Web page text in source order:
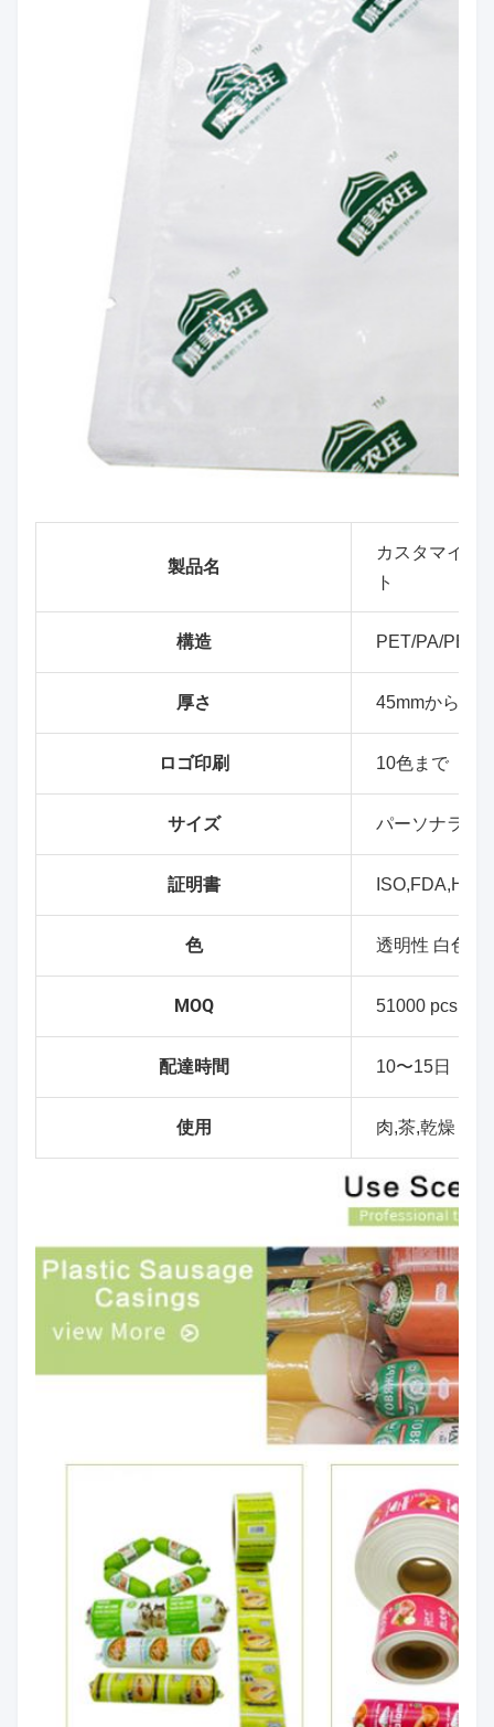
製品名
カスタマイズ
ト
構造 PET/PA/PE
厚さ 45mmから
ロゴ印刷 10色まで
サイズ パーソナライ
証明書
色 透明性 白色ま
MOQ 51000 pcs (印
配達時間 10〜15日
使用 肉,茶,乾燥し